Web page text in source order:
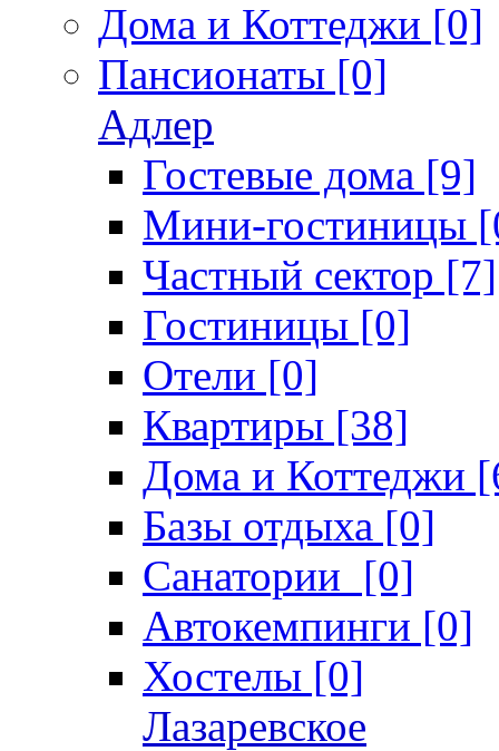
Дома и Коттеджи [0]
Пансионаты [0]
Адлер
Гостевые дома [9]
Мини-гостиницы
Частный сектор [7]
Гостиницы [0]
Отели [0]
Квартиры [38]
Дома и Коттеджи
Базы отдыха [0]
Санатории [0]
Автокемпинги [0]
Хостелы [0]
Лазаревское